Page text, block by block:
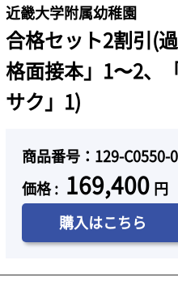
近畿大学附属幼稚園
合格セット2割引(
格面接本」1〜2、
サク」1)
商品番号：129-C0550-
価格 : 169,400 円
購入はこちら